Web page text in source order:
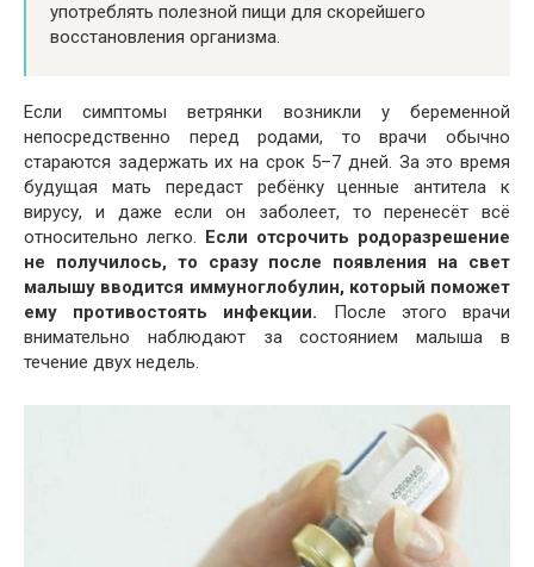
употреблять полезной пищи для скорейшего
восстановления организма.
Если симптомы ветрянки возникли у беременной
непосредственно перед родами, то врачи обычно
стараются задержать их на срок 5–7 дней. За это время
будущая мать передаст ребёнку ценные антитела к
вирусу, и даже если он заболеет, то перенесёт всё
относительно легко. Если отсрочить родоразрешение
не получилось, то сразу после появления на свет
малышу вводится иммуноглобулин, который поможет
ему противостоять инфекции. После этого врачи
внимательно наблюдают за состоянием малыша в
течение двух недель.